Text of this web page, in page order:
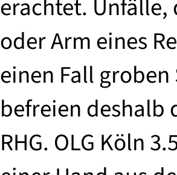
erachtet. Unfälle,
oder Arm eines
einen Fall
befreien deshalb
RHG. OLG Köln